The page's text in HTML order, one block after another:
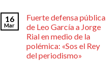
16
Mar
Fuerte defensa pública
de Leo García a Jorge
Rial en medio de la
polémica: «Sos el Rey
del periodismo»